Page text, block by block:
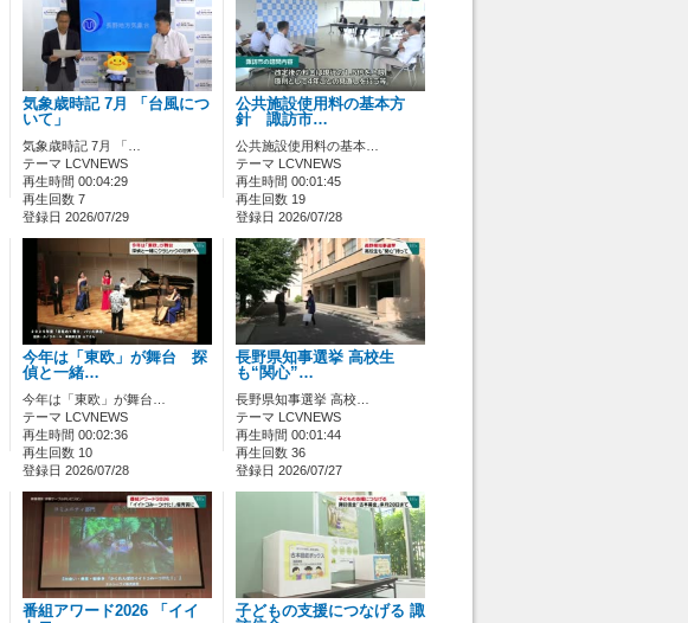
気象歳時記 7月 「台風につ
いて」
気象歳時記 7月 「…
テーマ LCVNEWS
再生時間 00:04:29
再生回数 7
登録日 2026/07/29
公共施設使用料の基本方
針 諏訪市…
公共施設使用料の基本…
テーマ LCVNEWS
再生時間 00:01:45
再生回数 19
登録日 2026/07/28
今年は「東欧」が舞台 探
偵と一緒…
今年は「東欧」が舞台…
テーマ LCVNEWS
再生時間 00:02:36
再生回数 10
登録日 2026/07/28
長野県知事選挙 高校生
も“関心”…
長野県知事選挙 高校…
テーマ LCVNEWS
再生時間 00:01:44
再生回数 36
登録日 2026/07/27
番組アワード2026 「イイ
子どもの支援につなげる 諏